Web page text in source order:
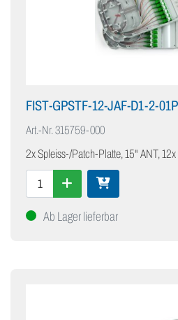
FIST-GPSTF-12-JAF-D1-2-
Art.-Nr.315759-000
2x Spleiss-/Patch-Platte, 15" ANT,
Ab Lager lieferbar